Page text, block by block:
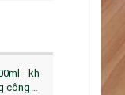
- kh
công